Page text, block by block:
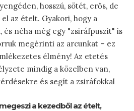
hosszú, sötét, erős, de
az ételt. Gyakori, hogy a
és néha még egy "zsiráfpuszit" is
megérinti az arcunkat – ez
élmény! Az etetés
mindig a közelben van,
és segít a zsiráfokkal
a kezedből az ételt,